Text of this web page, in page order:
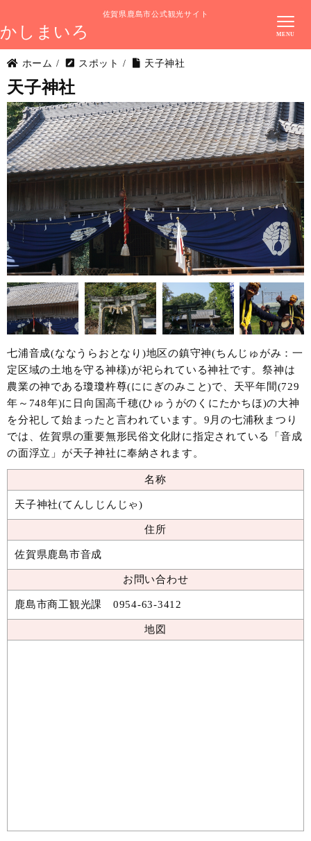
佐賀県鹿島市公式観光サイト
かしまいろ
ホーム / スポット / 天子神社
天子神社
七浦音成(ななうらおとなり)地区の鎮守神(ちんじゅがみ：一
定区域の土地を守る神様)が祀られている神社です。祭神は
農業の神である瓊瓊杵尊(ににぎのみこと)で、天平年間(729
年～748年)に日向国高千穂(ひゅうがのくにたかちほ)の大神
を分祀して始まったと言われています。9月の七浦秋まつり
では、佐賀県の重要無形民俗文化財に指定されている「音成
の面浮立」が天子神社に奉納されます。
名称
天子神社(てんしじんじゃ)
住所
佐賀県鹿島市音成
お問い合わせ
鹿島市商工観光課 0954-63-3412
地図